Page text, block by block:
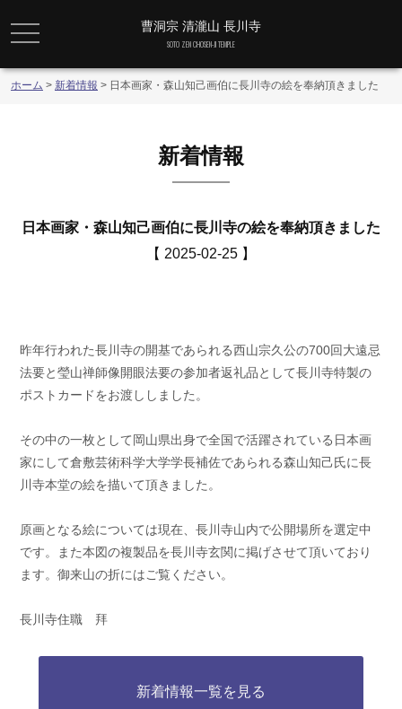
曹洞宗 清瀧山 長川寺
SOTO ZEN CHOSEN-JI TEMPLE
ホーム > 新着情報 > 日本画家・森山知己画伯に長川寺の絵を奉納頂きました
新着情報
日本画家・森山知己画伯に長川寺の絵を奉納頂きました
【 2025-02-25 】
昨年行われた長川寺の開基であられる西山宗久公の700回大遠忌
法要と瑩山禅師像開眼法要の参加者返礼品として長川寺特製の
ポストカードをお渡ししました。
その中の一枚として岡山県出身で全国で活躍されている日本画
家にして倉敷芸術科学大学学長補佐であられる森山知己氏に長
川寺本堂の絵を描いて頂きました。
原画となる絵については現在、長川寺山内で公開場所を選定中
です。また本図の複製品を長川寺玄関に掲げさせて頂いており
ます。御来山の折にはご覧ください。
長川寺住職 拜
新着情報一覧を見る